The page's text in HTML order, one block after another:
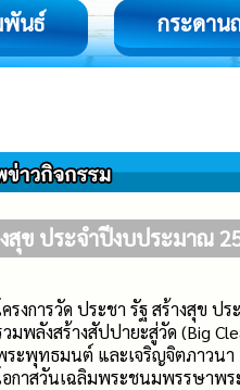
พันธ์ กระดาน
สุข ประจำปีงบประมาณ
ครงการวัด ประชา รัฐ สร้างสุข ป
วมพลังสร้างสัปปายะสู่วัด (Big
ระพุทธมนต์ และเจริญจิตภาวนา
อกาสวันเฉลิมพระชนมพรรษาพร